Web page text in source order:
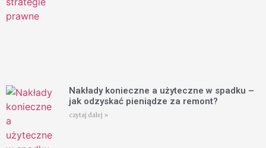
Nakłady konieczne a użyteczne w spadku –
jak odzyskać pieniądze za remont?
czytaj dalej »